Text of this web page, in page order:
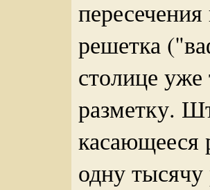
решетка
столице
разметку.
касающееся
одну